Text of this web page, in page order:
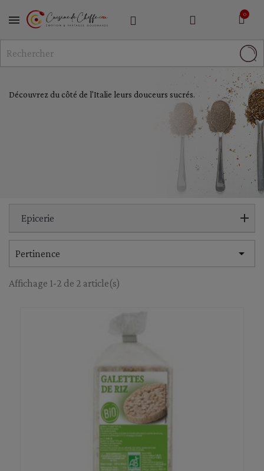
MENU
Découvrez du côté de l'Italie leurs douceurs sucrés.
Epicerie
Pertinence 
Affichage 1-2 de 2 article(s)